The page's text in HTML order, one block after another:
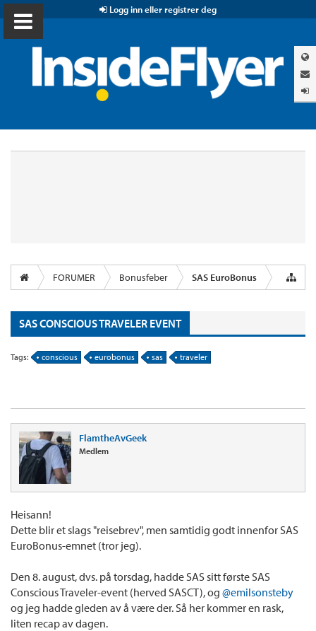
Logg inn eller registrer deg
FORUMER Bonusfeber SAS EuroBonus
SAS CONSCIOUS TRAVELER EVENT
Tags: conscious eurobonus sas traveler
FlamtheAvGeek
Medlem
Heisann!
Dette blir et slags "reisebrev", men samtidig godt innenfor SAS
EuroBonus-emnet (tror jeg).
Den 8. august, dvs. på torsdag, hadde SAS sitt første SAS
Conscious Traveler-event (herved SASCT), og @emilsonsteby
og jeg hadde gleden av å være der. Så her kommer en rask,
liten recap av dagen.